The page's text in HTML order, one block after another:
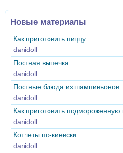
Новые материалы
Как приготовить пиццу
danidoll
Постная выпечка
danidoll
Постные блюда из шампиньонов
danidoll
Как приготовить подмороженную
danidoll
Котлеты по-киевски
danidoll